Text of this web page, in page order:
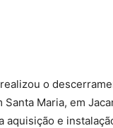
o
Santa Maria, em
aquisição e